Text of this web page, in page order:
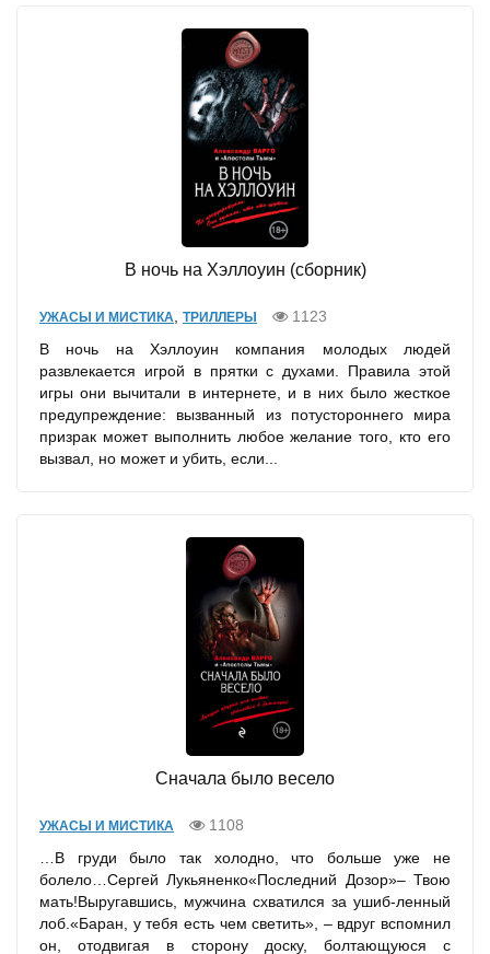
В ночь на Хэллоуин (сборник)
УЖАСЫ И МИСТИКА ТРИЛЛЕРЫ
1123
В ночь на Хэллоуин компания молодых людей
развлекается игрой в прятки с духами. Правила этой
игры они вычитали в интернете, и в них было жесткое
предупреждение: вызванный из потустороннего мира
призрак может выполнить любое желание того, кто его
вызвал, но может и убить, если...
Сначала было весело
УЖАСЫ И МИСТИКА
1108
…В груди было так холодно, что больше уже не
болело…Сергей Лукьяненко«Последний Дозор»– Твою
мать!Выругавшись, мужчина схватился за ушиб-ленный
лоб.«Баран, у тебя есть чем светить», – вдруг вспомнил
он, отодвигая в сторону доску, болтающуюся с